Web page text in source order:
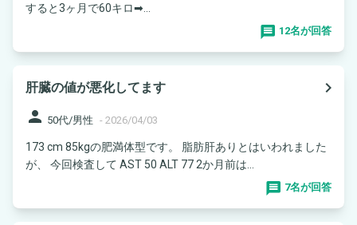
すると3ヶ月で60キロ➡...
12名が回答
肝臓の値が悪化してます
navigate_next
person 50代/男性 - 2026/04/03
173 cm 85kgの肥満体型です。 脂肪肝ありとはいわれました
が、 今回検査して AST 50 ALT 77 2か月前は...
7名が回答